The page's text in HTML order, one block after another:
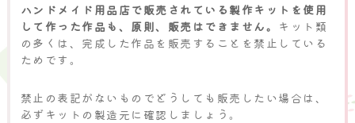
ハンドメイド用品店で販売されている製作キットを使用
して作った作品も、原則、販売はできません。 キット類
の多くは、完成した作品を販売することを禁止している
ためです。
禁止の表記がないものでどうしても販売したい場合は、
必ずキットの製造元に確認しましょう。